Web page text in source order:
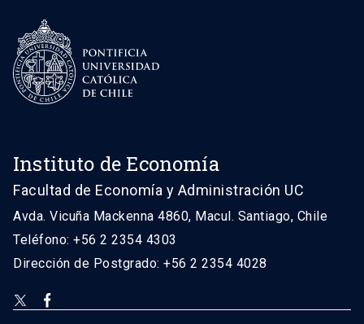
Instituto de Economía
Facultad de Economía y Administración UC
Avda. Vicuña Mackenna 4860, Macul. Santiago, Chile
Teléfono: +56 2 2354 4303
Dirección de Postgrado: +56 2 2354 4028